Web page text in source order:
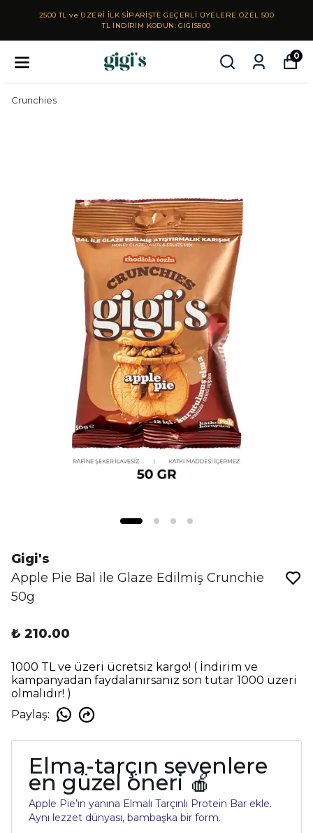
2500 TL ve ÜZERİ İLK SİPARİŞTE GEÇERLİ ÜYELERE ÖZEL 500
TL İNDİRİM KODUN: GIGIS500
0
Crunchies
Gigi's
Apple Pie Bal ile Glaze Edilmiş Crunchie
50g
₺ 210.00
1000 TL ve üzeri ücretsiz kargo! ( İndirim ve
kampanyadan faydalanırsanız son tutar 1000 üzeri
olmalıdır! )
Paylaş:
Elma-tarçın sevenlere
en güzel öneri 🍎
Apple Pie’ın yanına Elmalı Tarçınlı Protein Bar ekle.
Aynı lezzet dünyası, bambaşka bir form.